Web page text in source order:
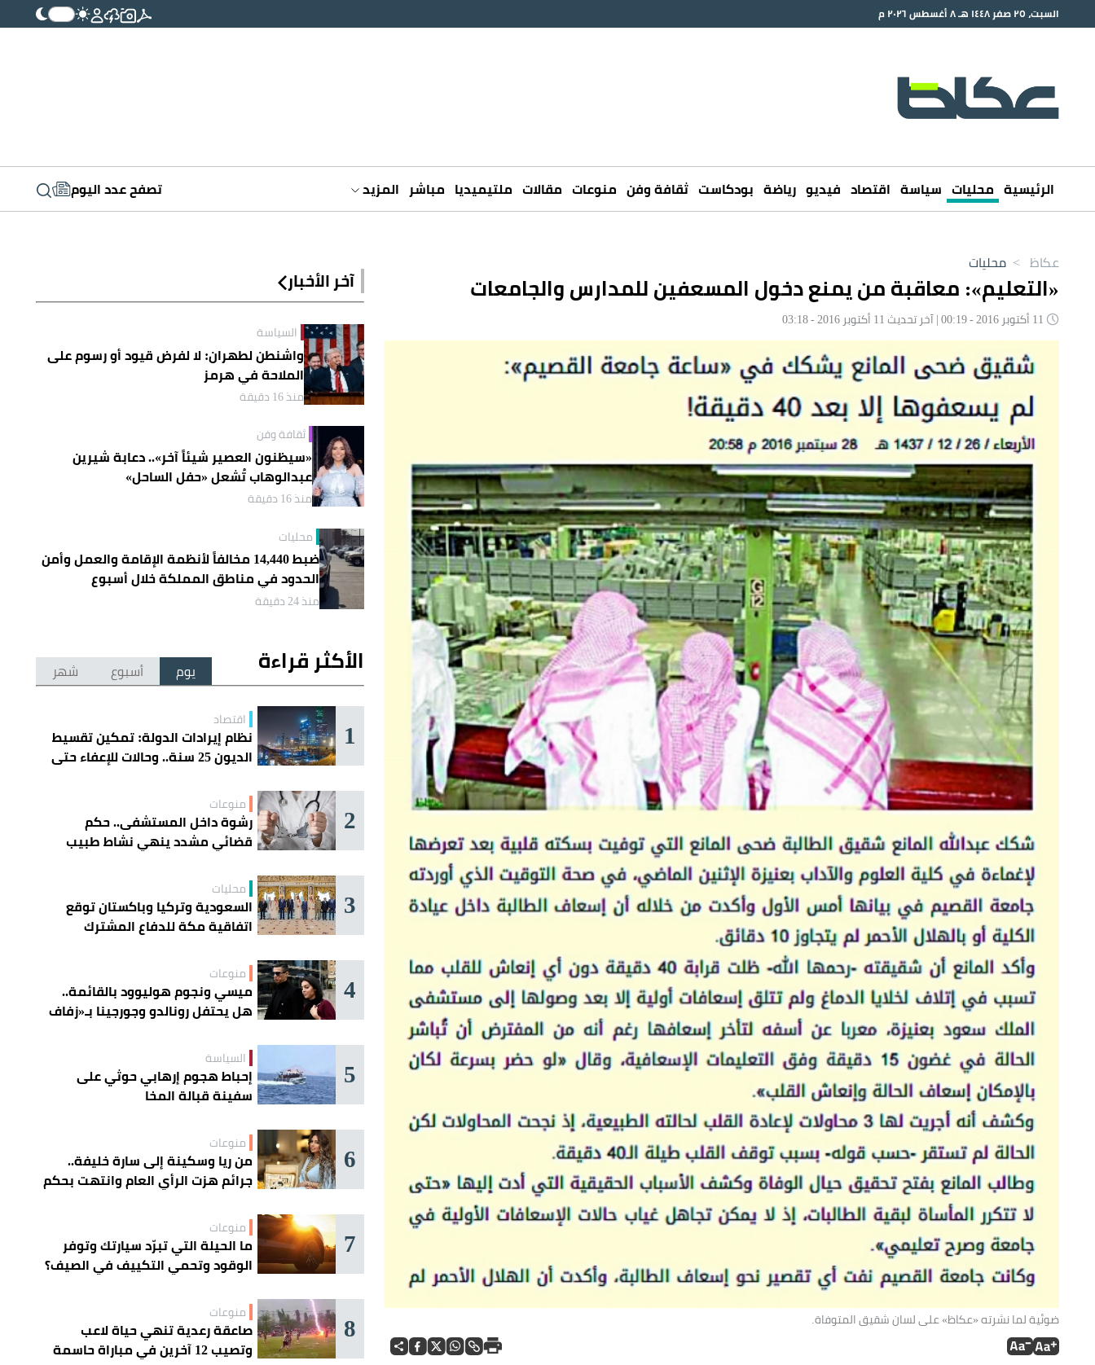
السبت، ٢٥ صفر ١٤٤٨ هـ ٨ أغسطس ٢٠٢٦ م
الرئيسية محليات سياسة اقتصاد فيديو رياضة بودكاست ثقافة وفن منوعات مقالات ملتيميديا مباشر المزيد تصفح عدد اليوم
عكاظ > محليات
«التعليم»: معاقبة من يمنع دخول المسعفين للمدارس والجامعات
ضوئية لما نشرته «عكاظ» على لسان شقيق المتوفاة.
آخر الأخبار
السياسة
واشنطن لطهران: لا لفرض قيود أو رسوم على
الملاحة في هرمز
منذ 16 دقيقة
ثقافة وفن
«سيظنون العصير شيئاً آخر».. دعابة شيرين
عبدالوهاب تُشعل «حفل الساحل»
منذ 16 دقيقة
محليات
ضبط 14,440 مخالفاً لأنظمة الإقامة والعمل وأمن
الحدود في مناطق المملكة خلال أسبوع
منذ 24 دقيقة
الأكثر قراءة يوم أسبوع شهر
1 اقتصاد
نظام إيرادات الدولة: تمكين تقسيط
الديون 25 سنة.. وحالات للإعفاء حتى
2 منوعات
رشوة داخل المستشفى.. حكم
قضائي مشدد ينهي نشاط طبيب
3 محليات
السعودية وتركيا وباكستان توقع
اتفاقية مكة للدفاع المشترك
4 منوعات
ميسي ونجوم هوليوود بالقائمة..
هل يحتفل رونالدو وجورجينا بـ«زفاف
5 السياسة
إحباط هجوم إرهابي حوثي على
سفينة قبالة المخا
6 منوعات
من ريا وسكينة إلى سارة خليفة..
جرائم هزت الرأي العام وانتهت بحكم
7 منوعات
ما الحيلة التي تبرّد سيارتك وتوفر
الوقود وتحمي التكييف في الصيف؟
8 منوعات
صاعقة رعدية تنهي حياة لاعب
وتصيب 12 آخرين في مباراة حاسمة